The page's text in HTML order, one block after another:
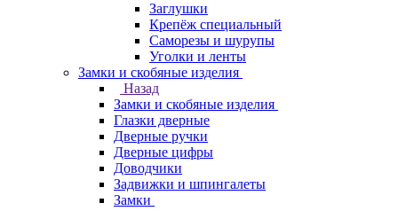
Заглушки
Крепёж специальный
Саморезы и шурупы
Уголки и ленты
Замки и скобяные изделия
Назад
Замки и скобяные изделия
Глазки дверные
Дверные ручки
Дверные цифры
Доводчики
Задвижки и шпингалеты
Замки